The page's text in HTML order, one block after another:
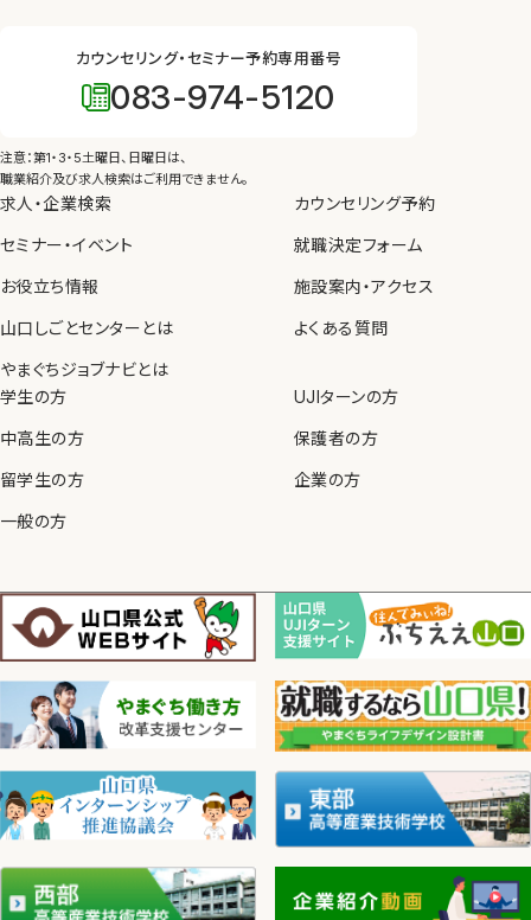
当センターは、個人情報の保護を図るため、内部規則
を制定し、職員に遵守させるとともに、教育、啓発を実
8. 苦情の申し出・問い合わせ先
当センターが管理している個人情報の取り扱いについ
て苦情や問い合わせがあった場合、個人情報保護法
等の法令にしたがって、適切かつ迅速に対応します。
カウンセリング・セミナー予約専用番号
083-974-5120
注意：第1・3・5土曜日、日曜日は、
職業紹介及び求人検索はご利用できません。
求人・企業検索
セミナー・イベント
お役立ち情報
山口しごとセンターとは
やまぐちジョブナビとは
カウンセリング予約
就職決定フォーム
施設案内・アクセス
よくある質問
学生の方
中高生の方
留学生の方
一般の方
UJIターンの方
保護者の方
企業の方